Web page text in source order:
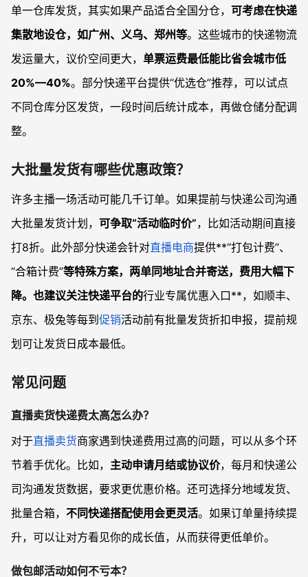
单一仓库发货，其实如果产品适合全国分仓， 可考虑在快递
集散地设仓，如广州、义乌、郑州等。这些城市的快递物流
发运量大，议价空间更大， 单票运费最低能比省会城市低
20%—40%。部分快递平台提供“优选仓”推荐，可以试点
不同仓库分区发货，一段时间后统计成本，再做仓储分配调
整。
大批量发货有哪些优惠政策？
许多主播一场活动可能几千订单。如果提前与快递公司沟通
大批量发货计划， 可争取“活动临时价”，比如活动期间直接
打8折。此外部分快递会针对直播电商提供**“打包计费”、
“合箱计费”等特殊方案，两单同地址合并寄送，费用大幅下
降。也建议关注快递平台的行业专属优惠入口**，如顺丰、
京东、极兔等每到 促销活动前有批量发货折扣申报，提前规
划可让发货日成本最低。
常见问题
直播卖货快递费太高怎么办？
对于直播卖货商家遇到快递费用过高的问题，可以从多个环
节着手优化。比如， 主动申请月结或协议价，每月和快递公
司沟通发货数据，要求更优惠价格。还可选择分地域发货、
批量合箱， 不同快递搭配使用会更灵活。如果订单量持续提
升，可以让对方看见你的成长值，从而获得更低单价。
做包邮活动如何不亏本？